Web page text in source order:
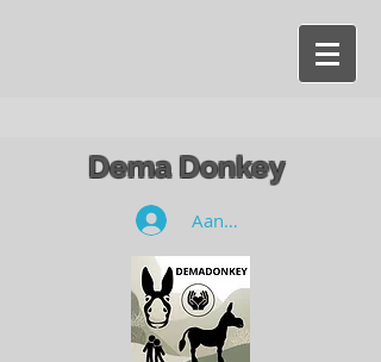
Dema Donkey
Aanmelden